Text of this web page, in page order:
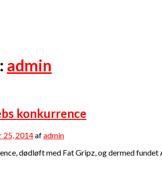
admin
konkurrence
25, 2014afadmin
dødløft med Fat Gripz, og dermed